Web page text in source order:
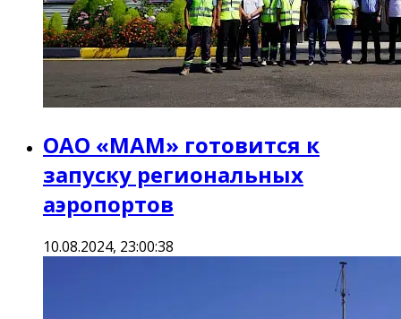
ОАО «МАМ» готовится к
запуску региональных
аэропортов
10.08.2024, 23:00:38